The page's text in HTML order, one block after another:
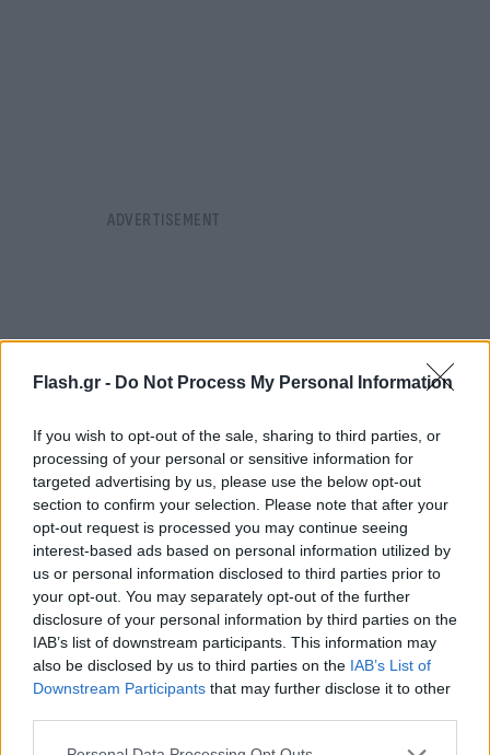
Flash.gr - Do Not Process My Personal Information
If you wish to opt-out of the sale, sharing to third parties, or
processing of your personal or sensitive information for
targeted advertising by us, please use the below opt-out
section to confirm your selection. Please note that after your
opt-out request is processed you may continue seeing
interest-based ads based on personal information utilized by
us or personal information disclosed to third parties prior to
your opt-out. You may separately opt-out of the further
disclosure of your personal information by third parties on the
IAB’s list of downstream participants. This information may
also be disclosed by us to third parties on the IAB’s List of
Downstream Participants that may further disclose it to other
Please note that this website/app uses one or more Google
Η Επιτροπή θα συνεδριάσει στο Υπουργείο
Κλιματικής Κρίσης και Πολιτικής Προστασίας εκ
νέου αύριο το μεσημέρι στις 12:00 και στις 13:00
θα πραγματοποιηθεί Διυπουργική Επιτροπή με
στόχο τον επιχειρησιακό συντονισμό όλων των